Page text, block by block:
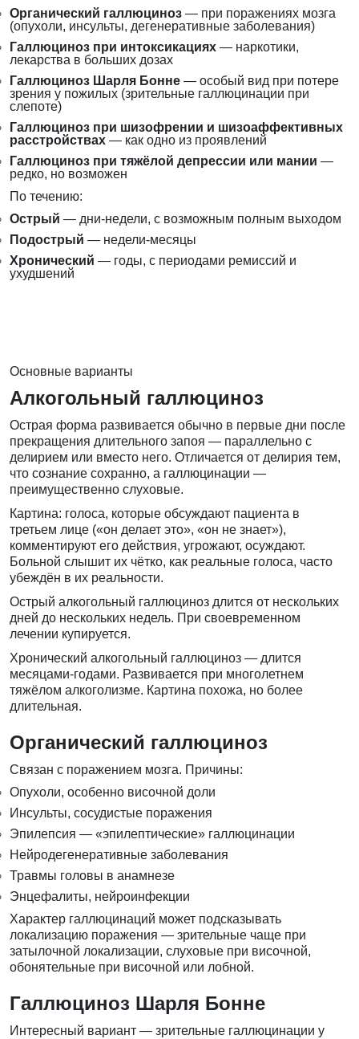
Органический галлюциноз — при поражениях мозга
(опухоли, инсульты, дегенеративные заболевания)
Галлюциноз при интоксикациях — наркотики,
лекарства в больших дозах
Галлюциноз Шарля Бонне — особый вид при потере
зрения у пожилых (зрительные галлюцинации при
слепоте)
Галлюциноз при шизофрении и шизоаффективных
расстройствах — как одно из проявлений
Галлюциноз при тяжёлой депрессии или мании —
редко, но возможен
По течению:
Острый — дни-недели, с возможным полным выходом
Подострый — недели-месяцы
Хронический — годы, с периодами ремиссий и
ухудшений
Основные варианты
Алкогольный галлюциноз
Острая форма развивается обычно в первые дни после
прекращения длительного запоя — параллельно с
делирием или вместо него. Отличается от делирия тем,
что сознание сохранно, а галлюцинации —
преимущественно слуховые.
Картина: голоса, которые обсуждают пациента в
третьем лице («он делает это», «он не знает»),
комментируют его действия, угрожают, осуждают.
Больной слышит их чётко, как реальные голоса, часто
убеждён в их реальности.
Острый алкогольный галлюциноз длится от нескольких
дней до нескольких недель. При своевременном
лечении купируется.
Хронический алкогольный галлюциноз — длится
месяцами-годами. Развивается при многолетнем
тяжёлом алкоголизме. Картина похожа, но более
длительная.
Органический галлюциноз
Связан с поражением мозга. Причины:
Опухоли, особенно височной доли
Инсульты, сосудистые поражения
Эпилепсия — «эпилептические» галлюцинации
Нейродегенеративные заболевания
Травмы головы в анамнезе
Энцефалиты, нейроинфекции
Характер галлюцинаций может подсказывать
локализацию поражения — зрительные чаще при
затылочной локализации, слуховые при височной,
обонятельные при височной или лобной.
Галлюциноз Шарля Бонне
Интересный вариант — зрительные галлюцинации у